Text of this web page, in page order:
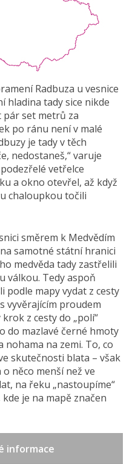
Radbuza u vesnice
hladina tady sice nikde
pár set metrů za
po ránu není v malé
je tady v těch
nedostaneš,“ varuje
vetřelce
a okno otevřel, až když
chaloupkou točili
směrem k Medvědím
samotné státní hranici
medvěda tady zastřelili
válkou. Tedy aspoň
podle mapy vydat z cesty
vyvěrajícím proudem
z cesty do „polí“
do mazlavé černé hmoty
nohama na zemi. To, co
skutečnosti blata – však
něco menší než ve
na řeku „nastoupíme“
je na mapě značen
informace